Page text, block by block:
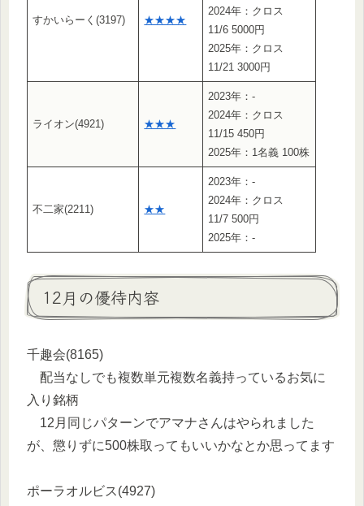
すかいらーく(3197) ★★★★
2024年：クロス
11/6 5000円
2025年：クロス
11/21 3000円
ライオン(4921) ★★★
2023年：-
2024年：クロス
11/15 450円
2025年：1名義 100株
不二家(2211) ★★
2023年：-
2024年：クロス
11/7 500円
2025年：-
12月の優待内容
千趣会(8165)
配当なしでも複数単元複数名義持っているお気に
入り銘柄
12月同じパターンでアマナさんはやられました
が、懲りずに500株取ってもいいかなとか思ってます
ポーラオルビス(4927)